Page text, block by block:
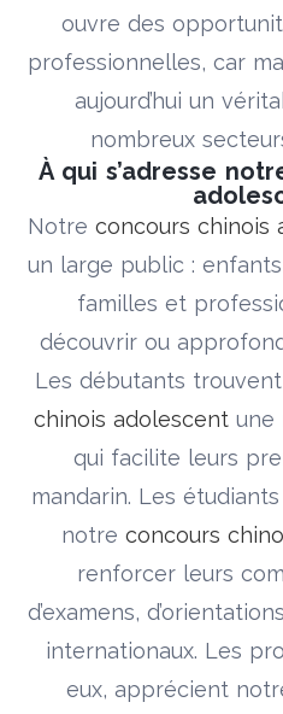
ouvre des
professionnelles, car
aujourd’hui un
nombreux
À qui s’adresse
Notre concours chinois
un large public :
familles et
découvrir ou
Les débutants
chinois adolescent une
qui facilite leurs
mandarin. Les
notre concours
renforcer leurs
d’examens,
internationaux. Les
eux, apprécient